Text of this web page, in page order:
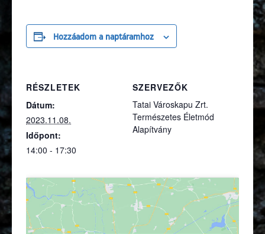
Hozzáadom a naptáramhoz
RÉSZLETEK
Dátum:
2023.11.08.
Időpont:
14:00 - 17:30
SZERVEZŐK
Tatai Városkapu Zrt.
Természetes Életmód
Alapítvány